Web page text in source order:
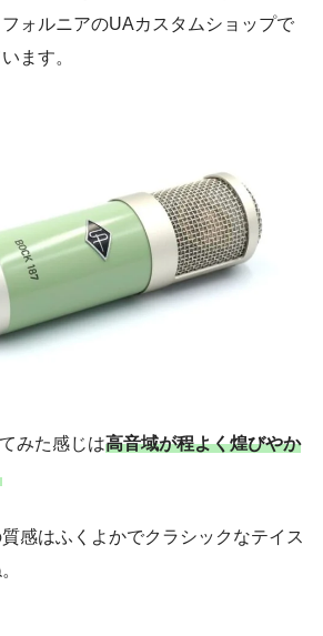
ォルニアのUAカスタムショップで
ます。
みた感じは高音域が程よく煌びやか
感はふくよかでクラシックなテイス